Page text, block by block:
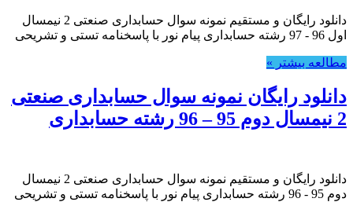
دانلود رایگان و مستقیم نمونه سوال حسابداری صنعتی 2 نیمسال
اول 96 - 97 رشته حسابداری پیام نور با پاسخنامه تستی و تشریحی
مطالعه بیشتر »
دانلود رایگان نمونه سوال حسابداری صنعتی
2 نیمسال دوم 95 – 96 رشته حسابداری
دانلود رایگان و مستقیم نمونه سوال حسابداری صنعتی 2 نیمسال
دوم 95 - 96 رشته حسابداری پیام نور با پاسخنامه تستی و تشریحی